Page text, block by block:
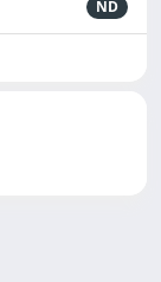
ND